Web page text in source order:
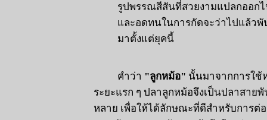
รูปพรรณสีสันที่สวยงามแปลกออก
และอดทนในการกัดจะว่าไปแล้ว
มาตั้งแต่ยุคนี้
คำว่า "ลูกหม้อ" นั้นมาจากการใช้
ระยะแรก ๆ ปลาลูกหม้อจึงเป็นปลาสาย
หลาย เพื่อให้ได้ลักษณะที่ดีสำหรับการต่